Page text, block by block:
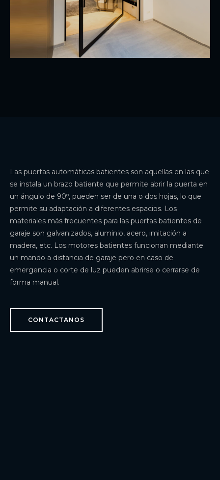
Ver
Las puertas automáticas batientes son aquellas en las que
se instala un brazo batiente que permite abrir la puerta en
un ángulo de 90º, pueden ser de una o dos hojas, lo que
permite su adaptación a diferentes espacios. Los
materiales más frecuentes para las puertas batientes de
garaje son galvanizados, aluminio, acero, imitación a
madera, etc. Los motores batientes funcionan mediante
un mando a distancia de garaje pero en caso de
emergencia o corte de luz pueden abrirse o cerrarse de
forma manual.
CONTACTANOS